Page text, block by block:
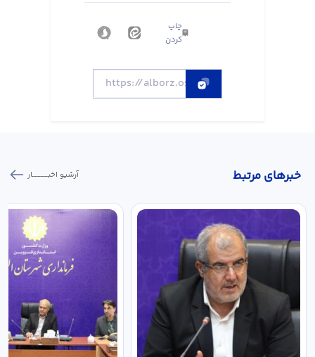
چاپ
کردن
خبر‌های مرتبط آرشیو اخبـــــــــــار